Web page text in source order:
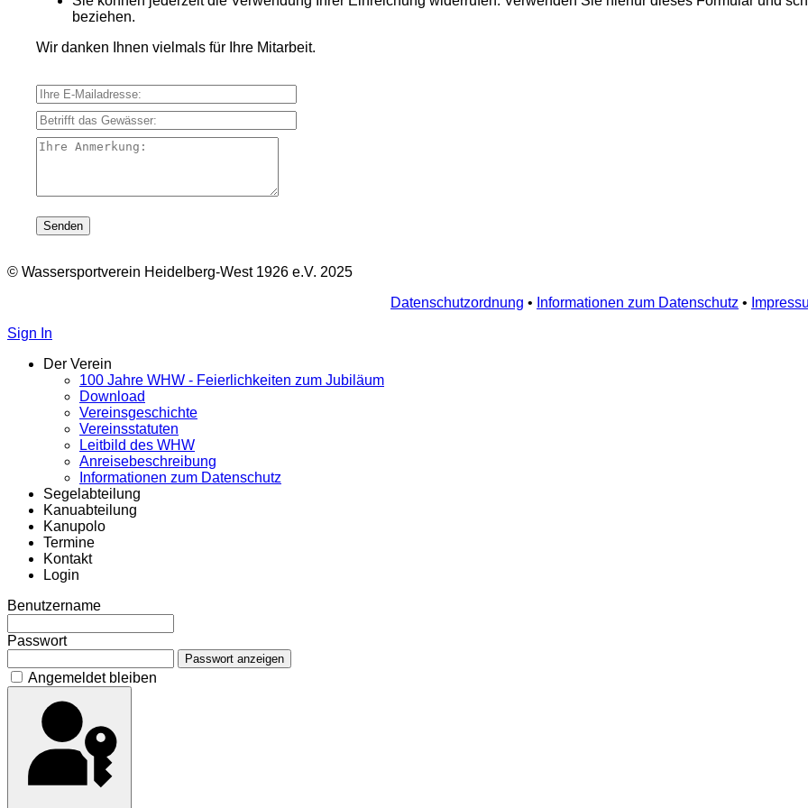
beziehen.
Wir danken Ihnen vielmals für Ihre Mitarbeit.
Ihre E-Mailadresse:
Betrifft das Gewässer:
Ihre Anmerkung:
© Wassersportverein Heidelberg-West 1926 e.V. 2025
Datenschutzordnung • Informationen zum Datenschutz •
Sign In
Der Verein
100 Jahre WHW - Feierlichkeiten zum Jubiläum
Download
Vereinsgeschichte
Vereinsstatuten
Leitbild des WHW
Anreisebeschreibung
Informationen zum Datenschutz
Segelabteilung
Kanuabteilung
Kanupolo
Termine
Kontakt
Login
Benutzername
Passwort
Passwort anzeigen
Angemeldet bleiben